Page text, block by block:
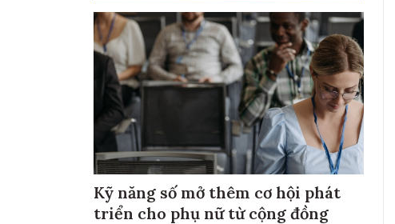
Kỹ năng số mở thêm cơ hội phát
triển cho phụ nữ từ cộng đồng